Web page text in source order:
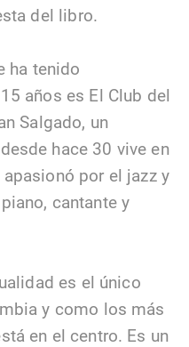
del libro.
ha tenido
años es El Club del
Salgado, un
hace 30 vive en
por el jazz y
cantante y
es el único
y como los más
en el centro. Es un